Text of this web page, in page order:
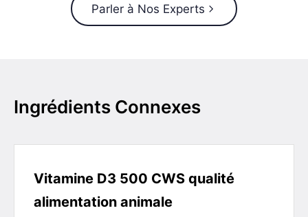
Parler à Nos Experts
Ingrédients Connexes
Vitamine D3 500 CWS qualité
alimentation animale